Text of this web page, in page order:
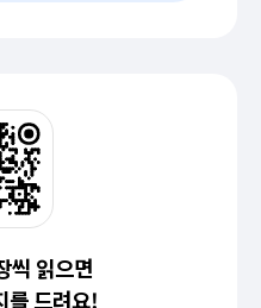
씩 읽으면
를 드려요!